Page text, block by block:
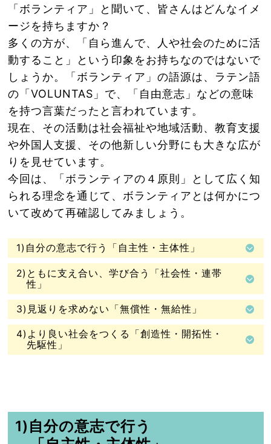
「ボランティア」と聞いて、皆さんはどんなイメ
ージを持ちますか？
多くの方が、「自ら進んで、人や社会のために活
動すること」という印象をお持ちなのではないで
しょうか。「ボランティア」の語源は、ラテン語
の「VOLUNTAS」で、「自由意志」などの意味
を持つ言葉だったと言われています。
現在、その活動は社会福祉や地域活動、教育支援
や外国人支援、その他新しい分野にも大きな広が
りを見せています。
今回は、「ボランティアの４原則」として広く知
られる理念を通じて、ボランティアとは何かにつ
いて改めて再確認してみましょう。
1)自分の意志で行う「自主性・主体性」
2)ともに支え合い、学び合う「社会性・連帯
性」
3)見返りを求めない「無償性・無給性」
4)より良い社会をつくる「創造性・開拓性・
先駆性」
1)自分の意志で行う